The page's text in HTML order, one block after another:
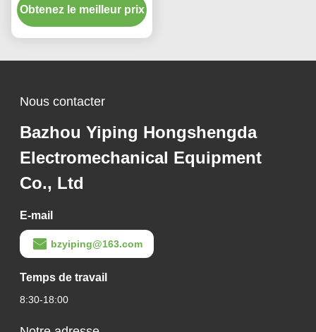
découpe et empilage
automatiques, pour ligne
Obtenez le meilleur prix
Nous contacter
Bazhou Yiping Hongshengda
Electromechanical Equipment
Co., Ltd
E-mail
bzyiping@163.com
Temps de travail
8:30-18:00